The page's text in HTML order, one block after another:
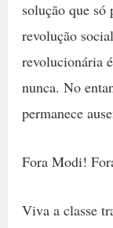
solução que só
revolução
revolucionária
nunca. No
permanece
Fora Modi!
Viva a classe